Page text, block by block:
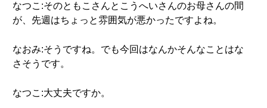
なつこ:そのともこさんとこうへいさんのお母さんの間
が、先週はちょっと雰囲気が悪かったですよね。
なおみ:そうですね。でも今回はなんかそんなことはな
さそうです。
なつこ:大丈夫ですか。